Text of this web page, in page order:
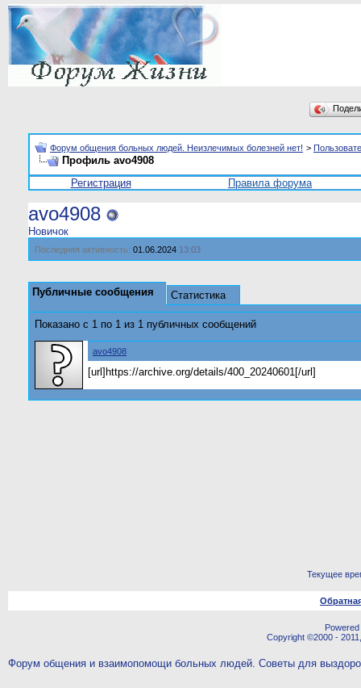
Форум общения больных людей. Неизлечимых болезней нет! >
Профиль avo4908
Регистрация
Правила форума
avo4908
Новичок
Последняя активность: 01.06.2024 13:03
Публичные сообщения Статистика
Показано с 1 по 1 из 1 публичных сообщений
avo4908
[url]https://archive.org/details/400_20240601[/url]
Текущее
Copyright ©2000 -
Форум общения и взаимопомощи больных людей. Советы для